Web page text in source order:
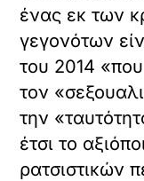
ένας εκ των
γεγονότων
του 2014
τον
την
έτσι το
ρατσιστικών